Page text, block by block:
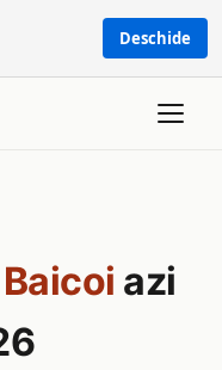
Deschide
Baicoi azi